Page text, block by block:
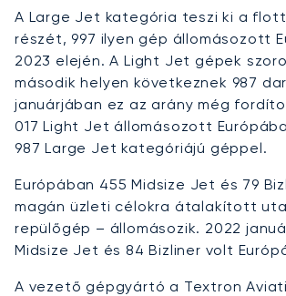
A Large Jet kategória teszi ki a
részét, 997 ilyen gép állomásozott
2023 elején. A Light Jet gépek
második helyen következnek 987
januárjában ez az arány még
017 Light Jet állomásozott
987 Large Jet kategóriájú géppel.
Európában 455 Midsize Jet és 79
magán üzleti célokra átalakított
repülőgép – állomásozik. 2022
Midsize Jet és 84 Bizliner volt
A vezető gépgyártó a Textron